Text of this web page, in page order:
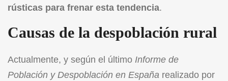
rústicas para frenar esta tendencia.
Causas de la despoblación rural
Actualmente, y según el último Informe de
Población y Despoblación en España realizado por